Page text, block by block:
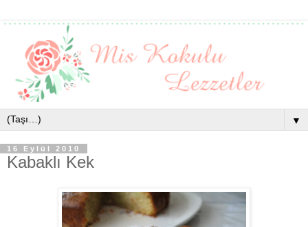
▼
16 Eylül 2010
Kabaklı Kek